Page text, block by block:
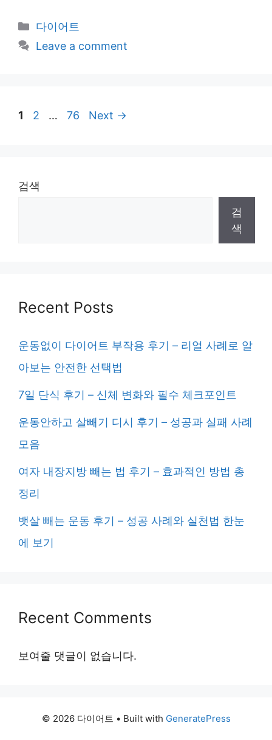
Categories
다이어트
Leave a comment
Page
1 Page
2 … Page
76 Next →
검색
검
색
Recent Posts
운동없이 다이어트 부작용 후기 – 리얼 사례로 알
아보는 안전한 선택법
7일 단식 후기 – 신체 변화와 필수 체크포인트
운동안하고 살빼기 디시 후기 – 성공과 실패 사례
모음
여자 내장지방 빼는 법 후기 – 효과적인 방법 총
정리
뱃살 빼는 운동 후기 – 성공 사례와 실천법 한눈
에 보기
Recent Comments
보여줄 댓글이 없습니다.
© 2026 다이어트 • Built with GeneratePress